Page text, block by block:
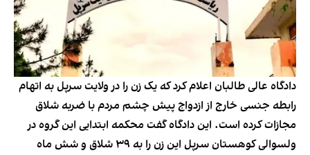
دادگاه عالی طالبان اعلام کرد که یک زن را در ولایت سرپل به اتهام
رابطه جنسی خارج از ازدواج پیش چشم مردم با ضربه شلاق
مجازات کرده است. این دادگاه گفت محکمه ابتدایی این گروه در
ولسوالی کوهستان سرپل این زن را به ۳۹ شلاق و شش ماه